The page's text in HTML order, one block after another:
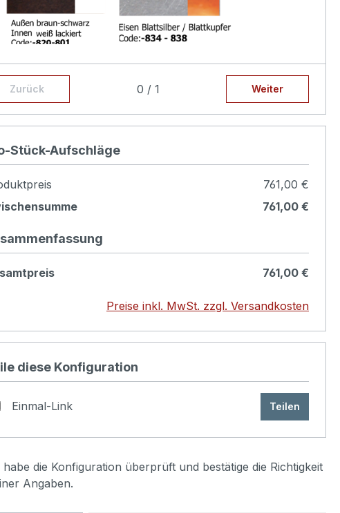
Zurück 0 / 1 Weiter
Stück-Aufschläge
761,00 €
761,00 €
761,00 €
Preise inkl. MwSt. zzgl. Versandkosten
diese Konfiguration
Einmal-Link Teilen
habe die Konfiguration überprüft und bestätige die Richtigkeit
Angaben.